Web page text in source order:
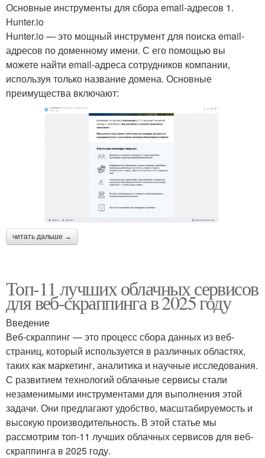
Основные инструменты для сбора email-адресов 1.
Hunter.io
Hunter.io — это мощный инструмент для поиска email-
адресов по доменному имени. С его помощью вы
можете найти email-адреса сотрудников компании,
используя только название домена. Основные
преимущества включают:
читать дальше →
Топ-11 лучших облачных сервисов
для веб-скраппинга в 2025 году
Введение
Веб-скраппинг — это процесс сбора данных из веб-
страниц, который используется в различных областях,
таких как маркетинг, аналитика и научные исследования.
С развитием технологий облачные сервисы стали
незаменимыми инструментами для выполнения этой
задачи. Они предлагают удобство, масштабируемость и
высокую производительность. В этой статье мы
рассмотрим топ-11 лучших облачных сервисов для веб-
скраппинга в 2025 году.